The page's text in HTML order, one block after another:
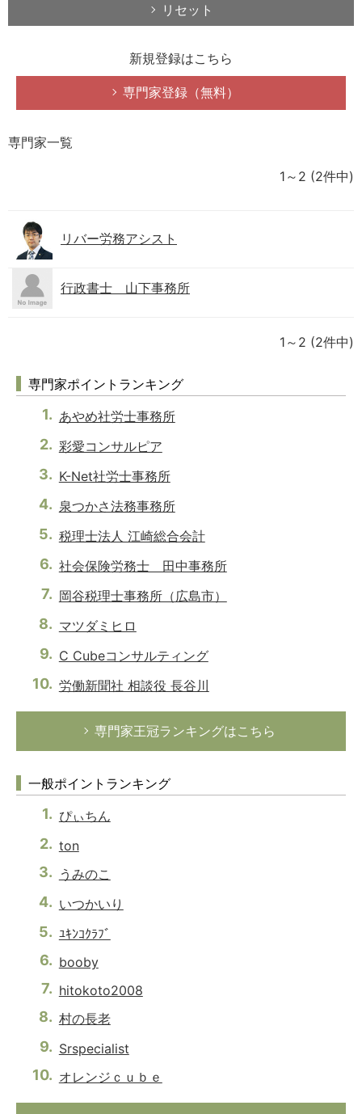
リセット
新規登録はこちら
専門家登録（無料）
専門家一覧
1～2 (2件中)
リバー労務アシスト
行政書士 山下事務所
1～2 (2件中)
専門家ポイントランキング
あやめ社労士事務所
彩愛コンサルピア
K-Net社労士事務所
泉つかさ法務事務所
税理士法人 江崎総合会計
社会保険労務士 田中事務所
岡谷税理士事務所（広島市）
マツダミヒロ
C Cubeコンサルティング
労働新聞社 相談役 長谷川
専門家王冠ランキングはこちら
一般ポイントランキング
ぴぃちん
ton
うみのこ
いつかいり
ﾕｷﾝｺｸﾗﾌﾞ
booby
hitokoto2008
村の長老
Srspecialist
オレンジｃｕｂｅ